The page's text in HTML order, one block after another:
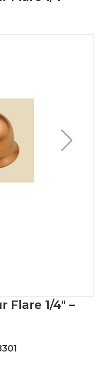
Flare 1/4" –